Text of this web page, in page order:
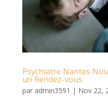
Psychiatre Nantes
un Rendez-vous
par admin3591 | Nov 22,